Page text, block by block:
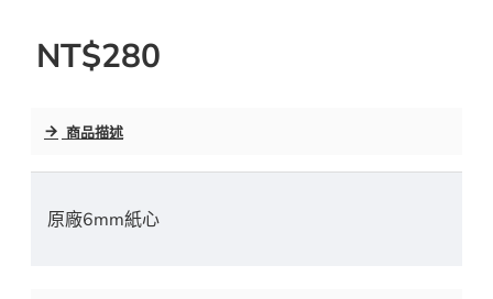
NT$280
商品描述
原廠6mm紙心